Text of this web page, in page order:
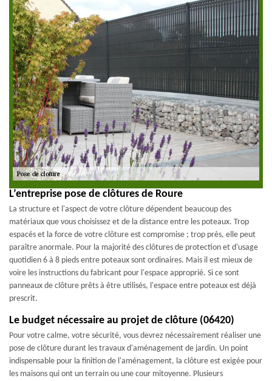
L’entreprise pose de clôtures de Roure
La structure et l'aspect de votre clôture dépendent beaucoup des
matériaux que vous choisissez et de la distance entre les poteaux. Trop
espacés et la force de votre clôture est compromise ; trop près, elle peut
paraître anormale. Pour la majorité des clôtures de protection et d'usage
quotidien 6 à 8 pieds entre poteaux sont ordinaires. Mais il est mieux de
voire les instructions du fabricant pour l'espace approprié. Si ce sont
panneaux de clôture prêts à être utilisés, l'espace entre poteaux est déjà
prescrit.
Le budget nécessaire au projet de clôture (06420)
Pour votre calme, votre sécurité, vous devrez nécessairement réaliser une
pose de clôture durant les travaux d'aménagement de jardin. Un point
indispensable pour la finition de l'aménagement, la clôture est exigée pour
les maisons qui ont un terrain ou une cour mitoyenne. Plusieurs